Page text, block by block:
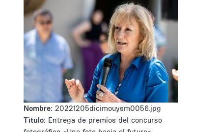
Nombre: 20221205dicimouysm0056.jpg
Tìtulo: Entrega de premios del concurso